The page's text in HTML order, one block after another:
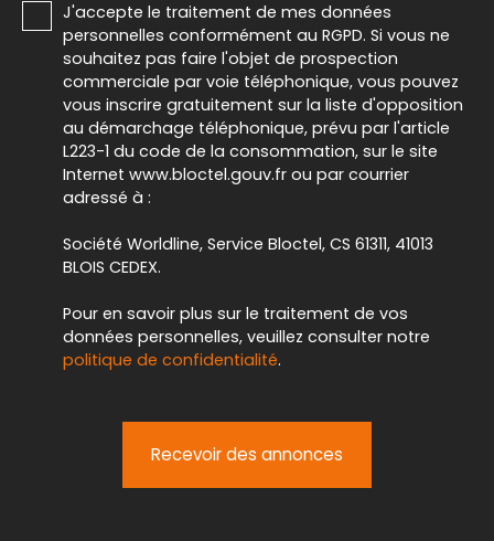
J'accepte le traitement de mes données
personnelles conformément au RGPD. Si vous ne
souhaitez pas faire l'objet de prospection
commerciale par voie téléphonique, vous pouvez
vous inscrire gratuitement sur la liste d'opposition
au démarchage téléphonique, prévu par l'article
L223-1 du code de la consommation, sur le site
Internet www.bloctel.gouv.fr ou par courrier
adressé à :
Société Worldline, Service Bloctel, CS 61311, 41013
BLOIS CEDEX.
Pour en savoir plus sur le traitement de vos
données personnelles, veuillez consulter notre
politique de confidentialité.
Recevoir des annonces